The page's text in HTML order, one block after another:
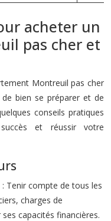
acheter un
pas cher et
Montreuil pas cher
bien se préparer et de
conseils pratiques
et réussir votre
Tenir compte de tous les
charges de
capacités financières.